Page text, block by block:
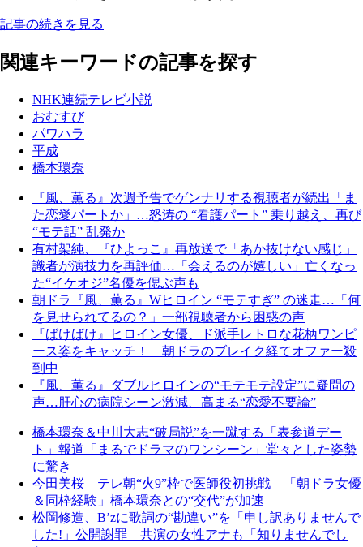
記事の続きを見る
関連キーワードの記事を探す
NHK連続テレビ小説
おむすび
パワハラ
平成
橋本環奈
『風、薫る』次週予告でゲンナリする視聴者が続出「ま
た恋愛パートか」…怒涛の “看護パート” 乗り越え、再び
“モテ話” 乱発か
有村架純、『ひよっこ』再放送で「あか抜けない感じ」
識者が演技力を再評価…「会えるのが嬉しい」亡くなっ
た“イケオジ”名優を偲ぶ声も
朝ドラ『風、薫る』Wヒロイン “モテすぎ” の迷走…「何
を見せられてるの？」一部視聴者から困惑の声
『ばけばけ』ヒロイン女優、ド派手レトロな花柄ワンピ
ース姿をキャッチ！ 朝ドラのブレイク経てオファー殺
到中
『風、薫る』ダブルヒロインの“モテモテ設定”に疑問の
声…肝心の病院シーン激減、高まる“恋愛不要論”
橋本環奈＆中川大志“破局説”を一蹴する「表参道デー
ト」報道「まるでドラマのワンシーン」堂々とした姿勢
に驚き
今田美桜 テレ朝“火9”枠で医師役初挑戦 「朝ドラ女優
＆同枠経験」橋本環奈との“交代”が加速
松岡修造、B’zに歌詞の“勘違い”を「申し訳ありませんで
した!」公開謝罪 共演の女性アナも「知りませんでし